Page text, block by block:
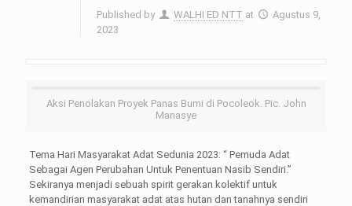
Published by WALHI ED NTT at
Agustus 9,
2023
Aksi Penolakan Proyek Panas Bumi di Pocoleok. Pic. John
Manasye
Tema Hari Masyarakat Adat Sedunia 2023: “ Pemuda Adat
Sebagai Agen Perubahan Untuk Penentuan Nasib Sendiri.”
Sekiranya menjadi sebuah spirit gerakan kolektif untuk
kemandirian masyarakat adat atas hutan dan tanahnya sendiri